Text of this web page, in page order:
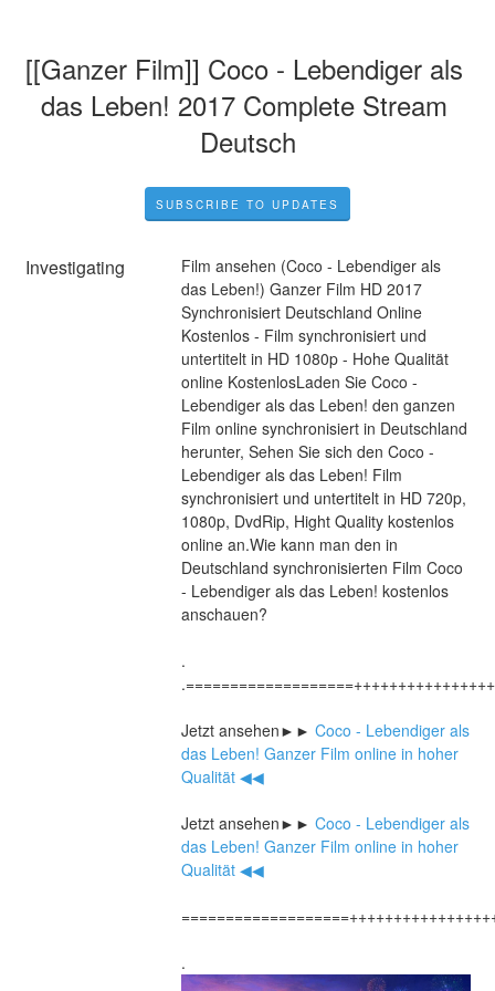
[[Ganzer Film]] Coco - Lebendiger als
das Leben! 2017 Complete Stream
Deutsch
SUBSCRIBE TO UPDATES
Investigating
Film ansehen (Coco - Lebendiger als
das Leben!) Ganzer Film HD 2017
Synchronisiert Deutschland Online
Kostenlos - Film synchronisiert und
untertitelt in HD 1080p - Hohe Qualität
online KostenlosLaden Sie Coco -
Lebendiger als das Leben! den ganzen
Film online synchronisiert in Deutschland
herunter, Sehen Sie sich den Coco -
Lebendiger als das Leben! Film
synchronisiert und untertitelt in HD 720p,
1080p, DvdRip, Hight Quality kostenlos
online an.Wie kann man den in
Deutschland synchronisierten Film Coco
- Lebendiger als das Leben! kostenlos
anschauen?
.
Jetzt ansehen►► Coco - Lebendiger als
das Leben! Ganzer Film online in hoher
Qualität ◀◀
Jetzt ansehen►► Coco - Lebendiger als
das Leben! Ganzer Film online in hoher
Qualität ◀◀
.